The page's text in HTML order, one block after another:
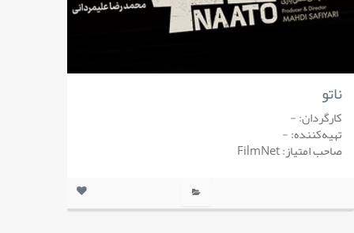
ناتو
کارگردان: -
تهیه‌کننده: -
صاحب امتیاز: FilmNet